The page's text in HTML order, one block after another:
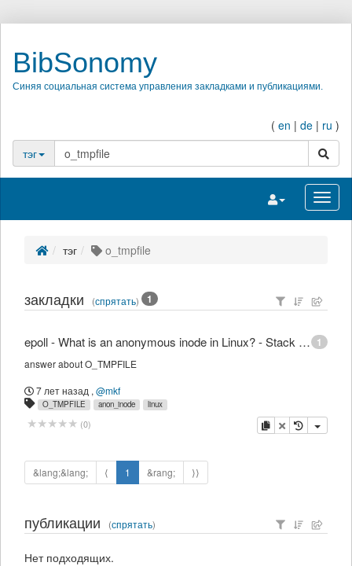
BibSonomy
Синяя социальная система управления закладками и публикациями.
( en | de | ru )
тэг
поиск
Переключить
тэг o_tmpfile
закладки (спрятать) 1
1
epoll - What is an anonymous inode in Linux? - Stack Overflow
answer about O_TMPFILE
7 лет назад , @mkf
O_TMPFILE anon_inode linux
(0) копировать
удалить
&lang;&lang; ⟨ 1 &rang; ⟩⟩
публикации (спрятать)
Нет подходящих.